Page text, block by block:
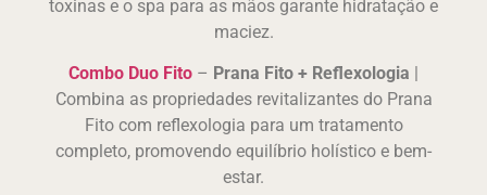
toxinas e o spa para as mãos garante hidratação e
maciez.
Combo Duo Fito – Prana Fito + Reflexologia |
Combina as propriedades revitalizantes do Prana
Fito com reflexologia para um tratamento
completo, promovendo equilíbrio holístico e bem-
estar.